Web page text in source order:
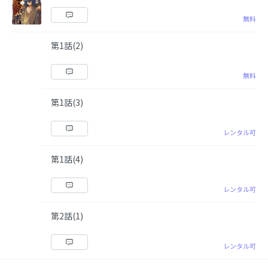
無料
第1話(2)
無料
第1話(3)
レンタル可
第1話(4)
レンタル可
第2話(1)
レンタル可